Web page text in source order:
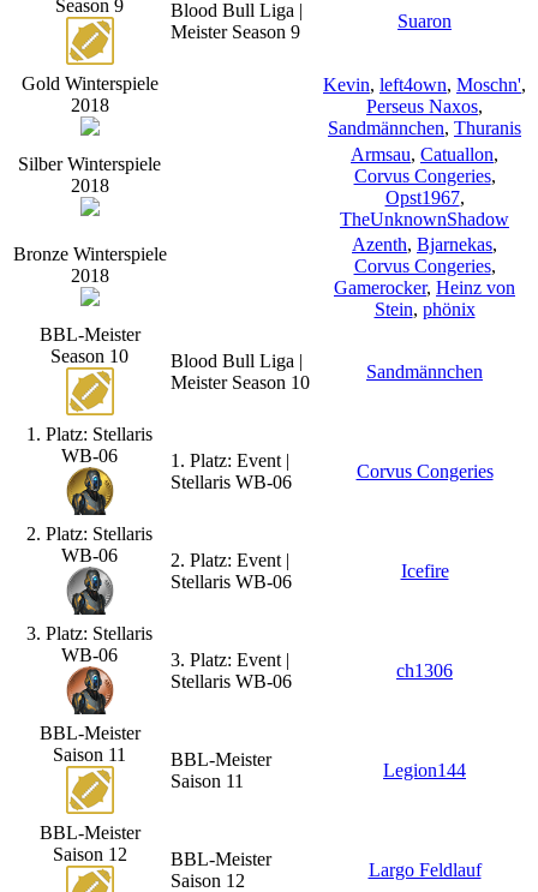
Season 9
Blood Bull Liga |
Meister Season 9
Suaron
Gold Winterspiele
2018
Kevin, left4own, Moschn',
Perseus Naxos,
Sandmännchen, Thuranis
Silber Winterspiele
2018
Armsau, Catuallon,
Corvus Congeries,
Opst1967,
TheUnknownShadow
Bronze Winterspiele
2018
Azenth, Bjarnekas,
Corvus Congeries,
Gamerocker, Heinz von
Stein, phönix
BBL-Meister
Season 10
Blood Bull Liga |
Meister Season 10
Sandmännchen
1. Platz: Stellaris
WB-06
1. Platz: Event |
Stellaris WB-06
Corvus Congeries
2. Platz: Stellaris
WB-06
2. Platz: Event |
Stellaris WB-06
Icefire
3. Platz: Stellaris
WB-06
3. Platz: Event |
Stellaris WB-06
ch1306
BBL-Meister
Saison 11
BBL-Meister
Saison 11
Legion144
BBL-Meister
Saison 12
BBL-Meister
Saison 12
Largo Feldlauf